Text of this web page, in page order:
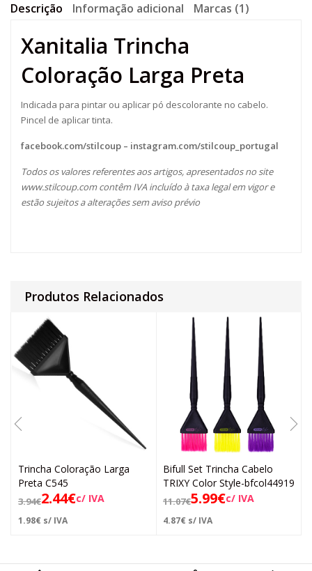
Descrição Informação adicional Marcas (1)
Xanitalia Trincha
Coloração Larga Preta
Indicada para pintar ou aplicar pó descolorante no cabelo.
Pincel de aplicar tinta.
facebook.com/stilcoup – instagram.com/stilcoup_portugal
Todos os valores referentes aos artigos, apresentados no site
www.stilcoup.comcontêm IVA incluído à taxa legal em vigor e
estão sujeitos a alterações sem aviso prévio
Produtos Relacionados
Trincha Coloração Larga
Preta C545
3.94€2.44€c/ IVA
1.98€ s/ IVA
Bifull Set Trincha Cabelo
TRIXY Color Style-bfcol44919
11.07€5.99€c/ IVA
4.87€ s/ IVA